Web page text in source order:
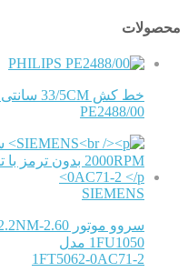
محصولات
PHILIPS
خط کش 33/5CM سانتی مدل
PE2488/00
SIEMENS
1FU1050 مدل
1FT5062-0AC71-2